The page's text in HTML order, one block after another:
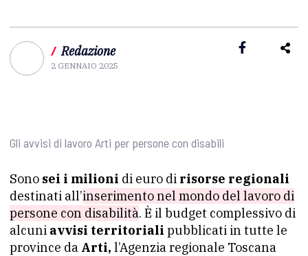
/ Redazione
2 GENNAIO 2025
Gli avvisi di lavoro Arti per persone con disabili
Sono sei i milioni di euro di risorse regionali
destinati all’inserimento nel mondo del lavoro di
persone con disabilità. È il budget complessivo di
alcuni avvisi territoriali pubblicati in tutte le
province da Arti, l’Agenzia regionale Toscana